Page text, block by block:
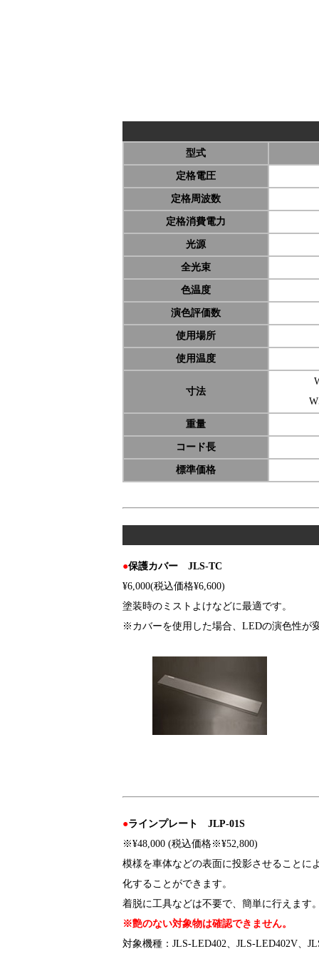
型式
定格電圧
定格周波数
定格消費電力
光源
全光束
色温度
演色評価数
使用場所
使用温度
寸法
重量
コード長
標準価格
●保護カバー JLS-TC
¥6,000(税込価格¥6,600)
塗装時のミストよけなどに最適です。
※カバーを使用した場合、LEDの演色性が
●ラインプレート JLP-01S
※¥48,000 (税込価格※¥52,800)
模様を車体などの表面に投影させることに
化することができます。
着脱に工具などは不要で、簡単に行えます
※艶のない対象物は確認できません。
対象機種：JLS-LED402、JLS-LED402V、